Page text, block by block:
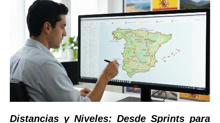
Distancias y Niveles: Desde Sprints para